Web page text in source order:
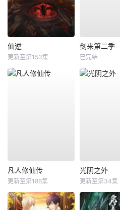
仙逆
更新至第153集
剑来第二季
已完结
凡人修仙传
更新至第186集
光阴之外
更新至第34集